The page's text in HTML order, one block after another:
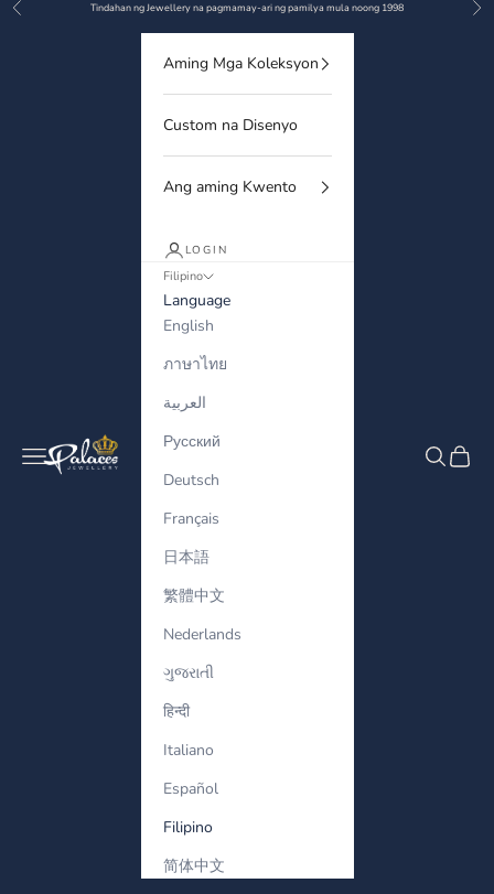
Skip to content
Previous Tindahan ng Jewellery na pagmamay-ari ng pamilya mula noong 1998
Palaces Jewellery
Navigation menu Search
Cart
Aming Mga Koleksyon
Custom na Disenyo
Ang aming Kwento
LOGIN
Filipino
Language
English
ภาษาไทย
العربية
Русский
Deutsch
Français
日本語
繁體中文
Nederlands
ગુજરાતી
हिन्दी
Italiano
Español
Filipino
简体中文